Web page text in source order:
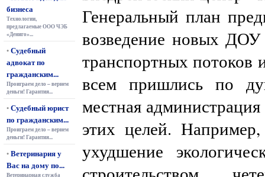
бизнеса
Технологии,
предлагаемые ООО ЧЭБ
«Дениго»...
•Судебный
адвокат по
гражданским...
Проиграем дело – вернем
деньги! Гарантия...
•Судебный юрист
по гражданским...
Проиграем дело – вернем
деньги! Гарантия...
•Ветеринария у
Вас на дому по...
Ветеринарная служба
Генеральный план
возведение новых
транспортных потоков
всем пришлись по
местная
этих целей.
ухудшение